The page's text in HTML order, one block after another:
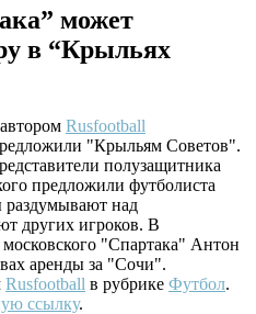
может
в “Крыльях
автором Rusfootball
"Крыльям Советов".
полузащитника
предложили футболиста
над
других игроков. В
"Спартака" Антон
аренды за "Сочи".
Rusfootball в рубрике Футбол.
ссылку.